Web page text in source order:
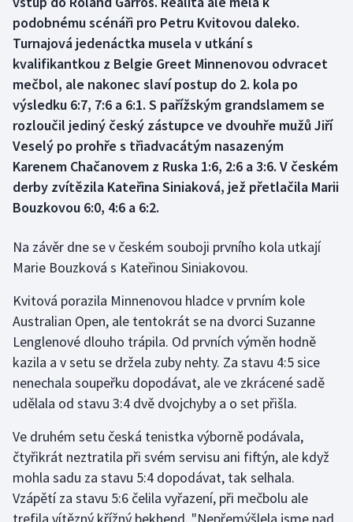
Box
Curling
Dostihy
Florbal
Futsal
Golf
Házená
Jezdectví
Judo
Krasobruslení
Lyže a snowboard
Moderní pětiboj
podobnému scénáři pro Petru Kvitovou daleko.
Turnajová jedenáctka musela v utkání s
kvalifikantkou z Belgie Greet Minnenovou odvracet
mečbol, ale nakonec slaví postup do 2. kola po
výsledku 6:7, 7:6 a 6:1. S pařížským grandslamem se
rozloučil jediný český zástupce ve dvouhře mužů Jiří
Veselý po prohře s třiadvacátým nasazeným
Karenem Chačanovem z Ruska 1:6, 2:6 a 3:6. V českém
derby zvítězila Kateřina Siniaková, jež přetlačila Marii
Bouzkovou 6:0, 4:6 a 6:2.
Na závěr dne se v českém souboji prvního kola utkají
Marie Bouzková s Kateřinou Siniakovou.
Kvitová porazila Minnenovou hladce v prvním kole
Australian Open, ale tentokrát se na dvorci Suzanne
Lenglenové dlouho trápila. Od prvních výměn hodně
kazila a v setu se držela zuby nehty. Za stavu 4:5 sice
nenechala soupeřku dopodávat, ale ve zkrácené sadě
udělala od stavu 3:4 dvě dvojchyby a o set přišla.
Ve druhém setu česká tenistka výborně podávala,
čtyřikrát neztratila při svém servisu ani fiftýn, ale když
mohla sadu za stavu 5:4 dopodávat, tak selhala.
Vzápětí za stavu 5:6 čelila vyřazení, při mečbolu ale